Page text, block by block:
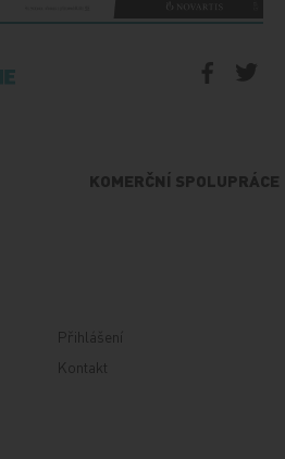
KOMERČNÍ SPOLUPRÁCE
Přihlášení
Kontakt